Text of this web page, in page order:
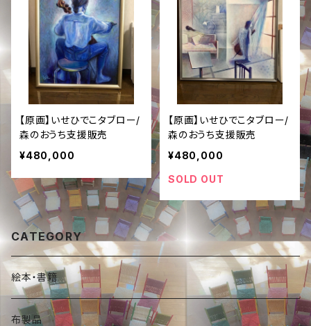
【原画】いせひでこタブロー/
森のおうち支援販売
¥480,000
【原画】いせひでこタブロー/
森のおうち支援販売
¥480,000
SOLD OUT
CATEGORY
絵本・書籍
布製品